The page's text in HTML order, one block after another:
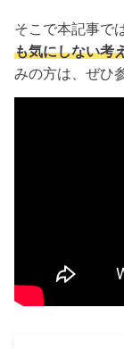
そこで本記事で
も気にしない考
みの方は、ぜひ